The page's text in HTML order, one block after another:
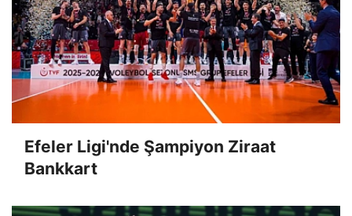
Efeler Ligi'nde Şampiyon Ziraat
Bankkart